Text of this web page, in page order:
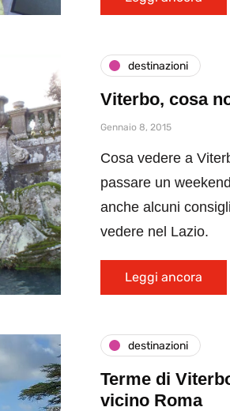
destinazioni
Viterbo, cosa
Gennaio 8, 2015
Cosa vedere a
passare un
anche alcuni
vedere nel Lazio.
Leggi ancora
destinazioni
Terme di
vicino Roma